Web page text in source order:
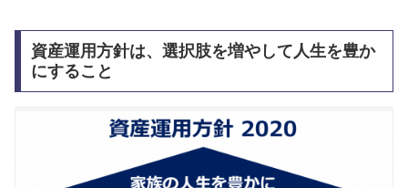
資産運用方針は、選択肢を増やして人生を豊か
にすること